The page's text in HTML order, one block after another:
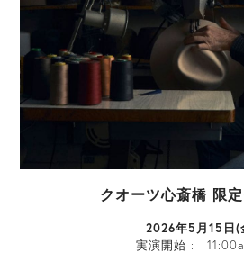
クオーツ心斎橋 限
2026年5月15日(
実演開始 :